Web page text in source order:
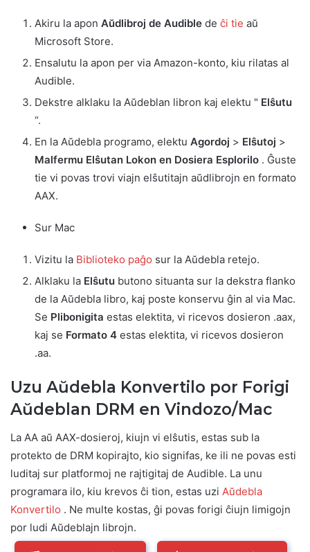
Akiru la apon Aŭdlibroj de Audible de ĉi tie aŭ
Microsoft Store.
Ensalutu la apon per via Amazon-konto, kiu rilatas al
Audible.
Dekstre alklaku la Aŭdeblan libron kaj elektu " Elŝutu
“.
En la Aŭdebla programo, elektu Agordoj > Elŝutoj >
Malfermu Elŝutan Lokon en Dosiera Esplorilo . Ĝuste
tie vi povas trovi viajn elŝutitajn aŭdlibrojn en formato
AAX.
Sur Mac
Vizitu la Biblioteko paĝo sur la Aŭdebla retejo.
Alklaku la Elŝutu butono situanta sur la dekstra flanko
de la Aŭdebla libro, kaj poste konservu ĝin al via Mac.
Se Plibonigita estas elektita, vi ricevos dosieron .aax,
kaj se Formato 4 estas elektita, vi ricevos dosieron
.aa.
Uzu Aŭdebla Konvertilo por Forigi
Aŭdeblan DRM en Vindozo/Mac
La AA aŭ AAX-dosieroj, kiujn vi elŝutis, estas sub la
protekto de DRM kopirajto, kio signifas, ke ili ne povas esti
luditaj sur platformoj ne rajtigitaj de Audible. La unu
programara ilo, kiu krevos ĉi tion, estas uzi Aŭdebla
Konvertilo . Ne multe kostas, ĝi povas forigi ĉiujn limigojn
por ludi Aŭdeblajn librojn.